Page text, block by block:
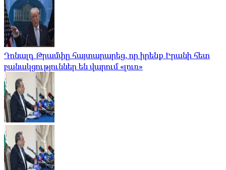
Դոնալդ Թրամփը հայտարարեց, որ իրենք Իրանի հետ
բանակցություններ են վարում «լուռ»